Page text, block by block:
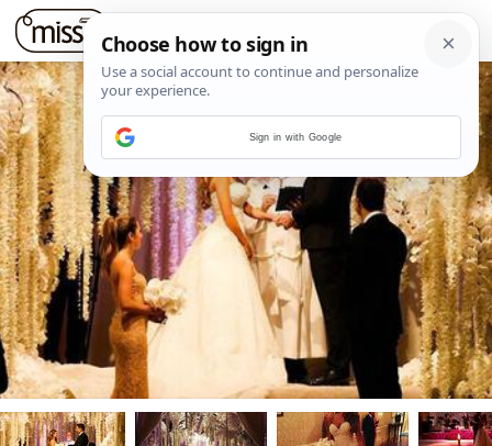
Sign in with Google